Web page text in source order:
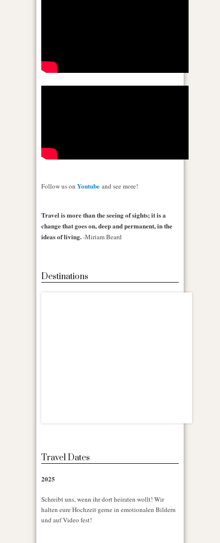
Follow us on Youtube and see more!
Travel is more than the seeing of sights; it is a
change that goes on, deep and permanent, in the
ideas of living.-Miriam Beard
Destinations
Travel Dates
2025
Schreibt uns, wenn ihr dort heiraten wollt! Wir
halten eure Hochzeit gerne in emotionalen Bildern
und auf Video fest!